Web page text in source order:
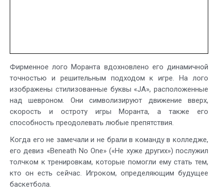
Фирменное лого Моранта вдохновлено его динамичной
точностью и решительным подходом к игре. На лого
изображены стилизованные буквы «JA», расположенные
над шевроном. Они символизируют движение вверх,
скорость и остроту игры Моранта, а также его
способность преодолевать любые препятствия.
Когда его не замечали и не брали в команду в колледже,
его девиз «Beneath No One» («Не хуже других») послужил
толчком к тренировкам, которые помогли ему стать тем,
кто он есть сейчас. Игроком, определяющим будущее
баскетбола.